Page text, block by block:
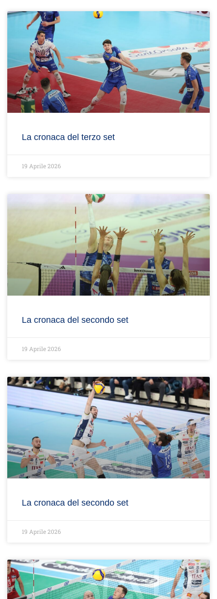
La cronaca del terzo set
19 Aprile 2026
La cronaca del secondo set
19 Aprile 2026
La cronaca del secondo set
19 Aprile 2026